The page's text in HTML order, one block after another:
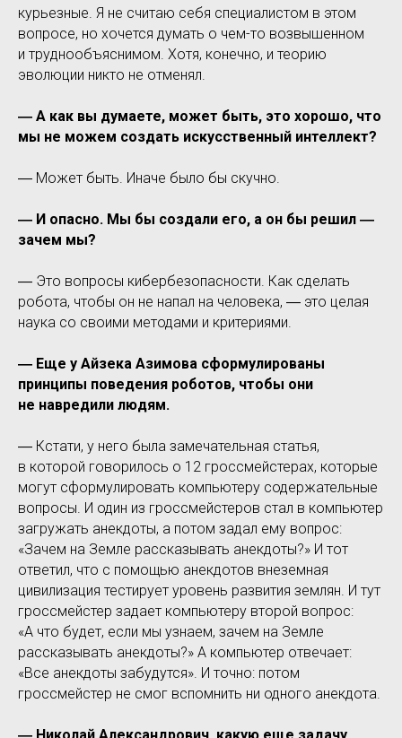
курьезные. Я не считаю себя специалистом в этом
вопросе, но хочется думать о чем-то возвышенном
и труднообъяснимом. Хотя, конечно, и теорию
эволюции никто не отменял.
― А как вы думаете, может быть, это хорошо, что
мы не можем создать искусственный интеллект?
― Может быть. Иначе было бы скучно.
― И опасно. Мы бы создали его, а он бы решил ―
зачем мы?
― Это вопросы кибербезопасности. Как сделать
робота, чтобы он не напал на человека, ― это целая
наука со своими методами и критериями.
― Еще у Айзека Азимова сформулированы
принципы поведения роботов, чтобы они
не навредили людям.
― Кстати, у него была замечательная статья,
в которой говорилось о 12 гроссмейстерах, которые
могут сформулировать компьютеру содержательные
вопросы. И один из гроссмейстеров стал в компьютер
загружать анекдоты, а потом задал ему вопрос:
«Зачем на Земле рассказывать анекдоты?» И тот
ответил, что с помощью анекдотов внеземная
цивилизация тестирует уровень развития землян. И тут
гроссмейстер задает компьютеру второй вопрос:
«А что будет, если мы узнаем, зачем на Земле
рассказывать анекдоты?» А компьютер отвечает:
«Все анекдоты забудутся». И точно: потом
гроссмейстер не смог вспомнить ни одного анекдота.